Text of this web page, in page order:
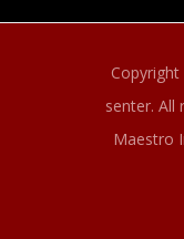
senter. All
Maestro